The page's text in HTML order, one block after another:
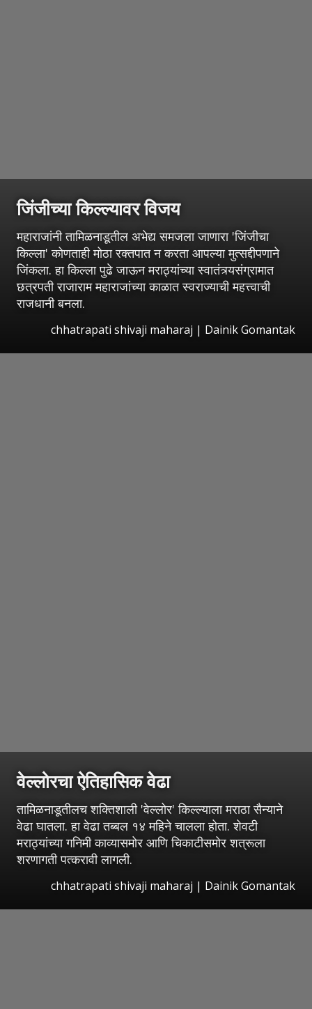
जिंजीच्या किल्ल्यावर विजय
महाराजांनी तामिळनाडूतील अभेद्य समजला जाणारा 'जिंजीचा
किल्ला' कोणताही मोठा रक्तपात न करता आपल्या मुत्सद्दीपणाने
जिंकला. हा किल्ला पुढे जाऊन मराठ्यांच्या स्वातंत्र्यसंग्रामात
छत्रपती राजाराम महाराजांच्या काळात स्वराज्याची महत्त्वाची
राजधानी बनला.
chhatrapati shivaji maharaj | Dainik Gomantak
वेल्लोरचा ऐतिहासिक वेढा
तामिळनाडूतीलच शक्तिशाली 'वेल्लोर' किल्ल्याला मराठा सैन्याने
वेढा घातला. हा वेढा तब्बल १४ महिने चालला होता. शेवटी
मराठ्यांच्या गनिमी काव्यासमोर आणि चिकाटीसमोर शत्रूला
शरणागती पत्करावी लागली.
chhatrapati shivaji maharaj | Dainik Gomantak